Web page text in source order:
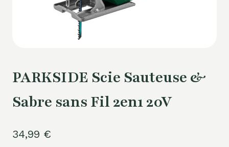
PARKSIDE Scie Sauteuse &
Sabre sans Fil 2en1 20V
34,99 €